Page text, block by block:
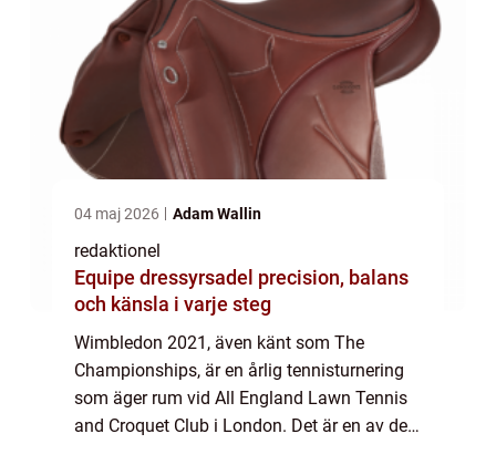
04 maj 2026 Adam Wallin
redaktionel
Equipe dressyrsadel precision, balans
och känsla i varje steg
Wimbledon 2021, även känt som The
Championships, är en årlig tennisturnering
som äger rum vid All England Lawn Tennis
and Croquet Club i London. Det är en av de